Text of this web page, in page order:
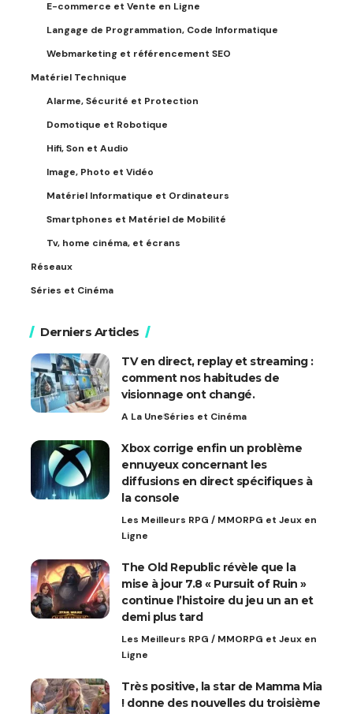
E-commerce et Vente en Ligne
Langage de Programmation, Code Informatique
Webmarketing et référencement SEO
Matériel Technique
Alarme, Sécurité et Protection
Domotique et Robotique
Hifi, Son et Audio
Image, Photo et Vidéo
Matériel Informatique et Ordinateurs
Smartphones et Matériel de Mobilité
Tv, home cinéma, et écrans
Réseaux
Séries et Cinéma
Derniers Articles
TV en direct, replay et streaming :
comment nos habitudes de
visionnage ont changé.
A La UneSéries et Cinéma
Xbox corrige enfin un problème
ennuyeux concernant les
diffusions en direct spécifiques à
la console
Les Meilleurs RPG / MMORPG et Jeux en
Ligne
The Old Republic révèle que la
mise à jour 7.8 « Pursuit of Ruin »
continue l’histoire du jeu un an et
demi plus tard
Les Meilleurs RPG / MMORPG et Jeux en
Ligne
Très positive, la star de Mamma Mia
! donne des nouvelles du troisième